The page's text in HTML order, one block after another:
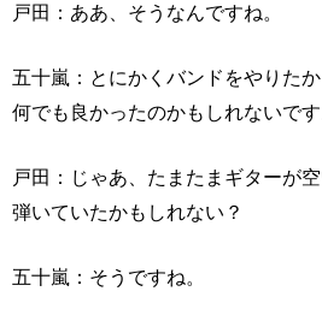
戸田：ああ、そうなんですね。
五十嵐：とにかくバンドをやりた
何でも良かったのかもしれないです
戸田：じゃあ、たまたまギターが
弾いていたかもしれない？
五十嵐：そうですね。